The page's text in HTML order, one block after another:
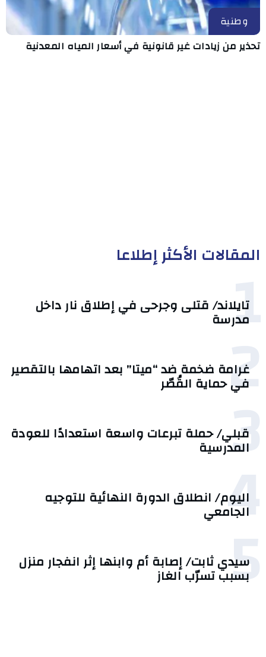
وطنية
تحذير من زيادات غير قانونية في أسعار المياه المعدنية
المقالات الأكثر إطلاعا
1
تايلاند/ قتلى وجرحى في إطلاق نار داخل
مدرسة
2
غرامة ضخمة ضد “ميتا” بعد اتهامها بالتقصير
في حماية القُصّر
3
قبلي/ حملة تبرعات واسعة استعدادًا للعودة
المدرسية
4
اليوم/ انطلاق الدورة النهائية للتوجيه
الجامعي
5
سيدي ثابت/ إصابة أم وابنها إثر انفجار منزل
بسبب تسرّب الغاز